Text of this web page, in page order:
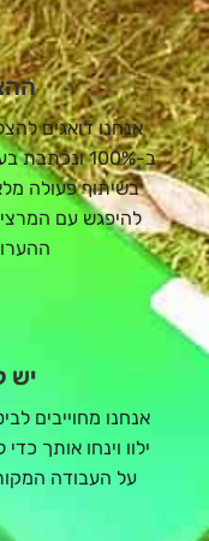
אנחנו דואגים
ב-100%
בשיתוף פעולה
להיפגש עם
יש לך
אנחנו מחוייבים
ילוו וינחו אותך
על העבודה